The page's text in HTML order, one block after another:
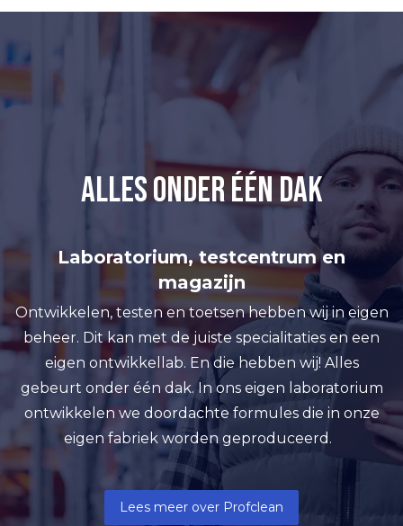
alles onder één dak
Laboratorium, testcentrum en
magazijn
Ontwikkelen, testen en toetsen hebben wij in eigen
beheer. Dit kan met de juiste specialitaties en een
eigen ontwikkellab. En die hebben wij! Alles
gebeurt onder één dak. In ons eigen laboratorium
ontwikkelen we doordachte formules die in onze
eigen fabriek worden geproduceerd.
Lees meer over Profclean